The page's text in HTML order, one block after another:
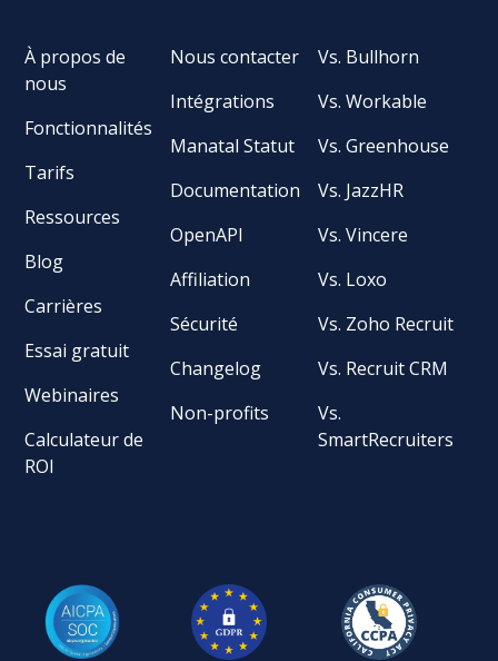
À propos de
nous
Fonctionnalités
Tarifs
Ressources
Blog
Carrières
Essai gratuit
Webinaires
Calculateur de
ROI
Nous contacter
Intégrations
Manatal Statut
Documentation
OpenAPI
Affiliation
Sécurité
Changelog
Non-profits
Vs. Bullhorn
Vs. Workable
Vs. Greenhouse
Vs. JazzHR
Vs. Vincere
Vs. Loxo
Vs. Zoho Recruit
Vs. Recruit CRM
Vs.
SmartRecruiters